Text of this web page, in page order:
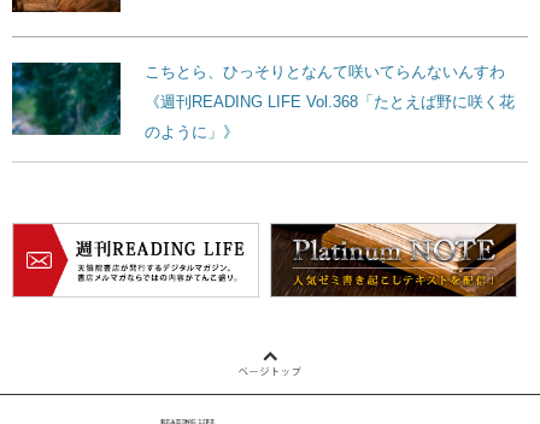
こちとら、ひっそりとなんて咲いてらんないんすわ
《週刊READING LIFE Vol.368「たとえば野に咲く花
のように」》